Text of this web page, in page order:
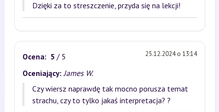
Dzięki za to streszczenie, przyda się na lekcji!
Ocena: 5 / 5 25.12.2024 o 13:14
Oceniający: James W.
Czy wiersz naprawdę tak mocno porusza temat
strachu, czy to tylko jakaś interpretacja? ?